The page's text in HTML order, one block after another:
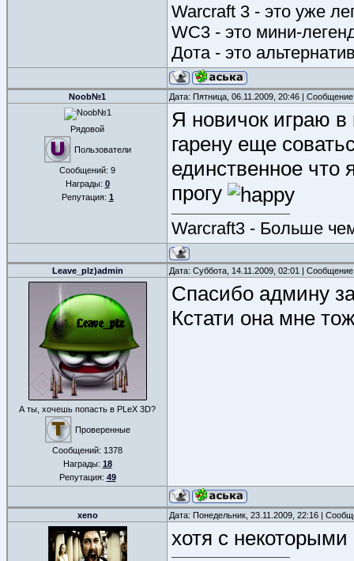
Warcraft 3 - это уже
WC3 - это мини-
Дота - это
Noob№1 Дата: Пятница, 06.11.2009, 20:46 |
Рядовой
Пользователи
Сообщений: 9
Награды: 0
Репутация: 1
Я новичок играю в
гарену еще
единственное
прогу
Warcraft3 - Больше
Leave_plz)admin Дата: Суббота, 14.11.2009, 02:01 |
А ты, хочешь попасть в PLeX 3D?
Проверенные
Сообщений: 1378
Награды: 18
Репутация: 49
Спасибо админу
Кстати она мне
xeno Дата: Понедельник, 23.11.2009, 22:16 |
хотя с некоторыми